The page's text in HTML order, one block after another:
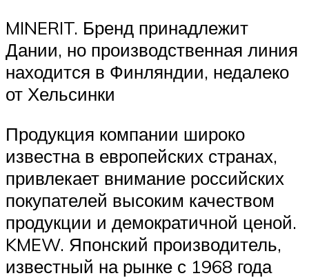
MINERIT. Бренд принадлежит
Дании, но производственная линия
находится в Финляндии, недалеко
от Хельсинки
Продукция компании широко
известна в европейских странах,
привлекает внимание российских
покупателей высоким качеством
продукции и демократичной ценой.
KMEW. Японский производитель,
известный на рынке с 1968 года